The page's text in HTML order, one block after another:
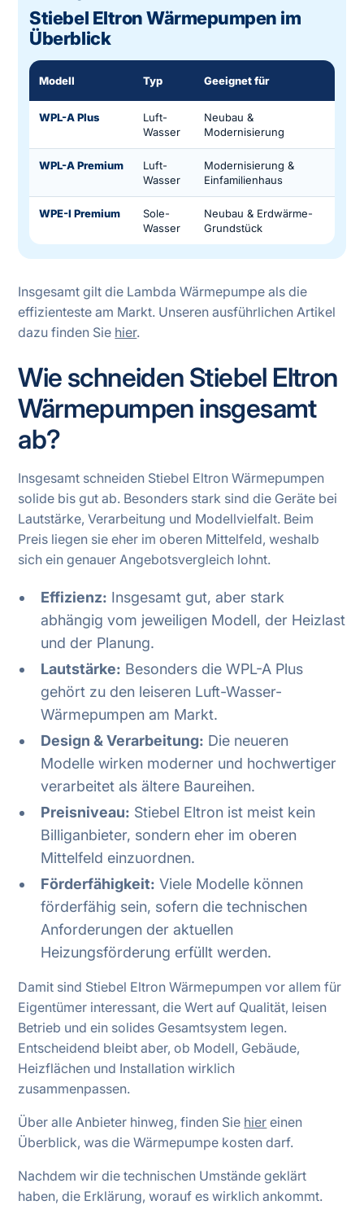
Stiebel Eltron Wärmepumpen im
Überblick
Modell Typ Geeignet für
WPL-A Plus
Luft-
Wasser
Neubau &
Modernisierung
WPL-A Premium
Luft-
Wasser
Modernisierung &
Einfamilienhaus
WPE-I Premium
Sole-
Wasser
Neubau & Erdwärme-
Grundstück
Insgesamt gilt die Lambda Wärmepumpe als die
effizienteste am Markt. Unseren ausführlichen Artikel
dazu finden Sie hier.
Wie schneiden Stiebel Eltron
Wärmepumpen insgesamt
ab?
Insgesamt schneiden Stiebel Eltron Wärmepumpen
solide bis gut ab. Besonders stark sind die Geräte bei
Lautstärke, Verarbeitung und Modellvielfalt. Beim
Preis liegen sie eher im oberen Mittelfeld, weshalb
sich ein genauer Angebotsvergleich lohnt.
Effizienz: Insgesamt gut, aber stark
abhängig vom jeweiligen Modell, der Heizlast
und der Planung.
Lautstärke: Besonders die WPL-A Plus
gehört zu den leiseren Luft-Wasser-
Wärmepumpen am Markt.
Design & Verarbeitung: Die neueren
Modelle wirken moderner und hochwertiger
verarbeitet als ältere Baureihen.
Preisniveau: Stiebel Eltron ist meist kein
Billiganbieter, sondern eher im oberen
Mittelfeld einzuordnen.
Förderfähigkeit: Viele Modelle können
förderfähig sein, sofern die technischen
Anforderungen der aktuellen
Heizungsförderung erfüllt werden.
Damit sind Stiebel Eltron Wärmepumpen vor allem für
Eigentümer interessant, die Wert auf Qualität, leisen
Betrieb und ein solides Gesamtsystem legen.
Entscheidend bleibt aber, ob Modell, Gebäude,
Heizflächen und Installation wirklich
zusammenpassen.
Über alle Anbieter hinweg, finden Sie hier einen
Überblick, was die Wärmepumpe kosten darf.
Nachdem wir die technischen Umstände geklärt
haben, die Erklärung, worauf es wirklich ankommt.